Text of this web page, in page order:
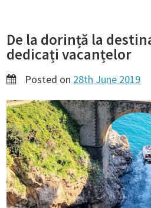
De la dorință la
dedicați vacanțelor
Posted on 28th June 2019